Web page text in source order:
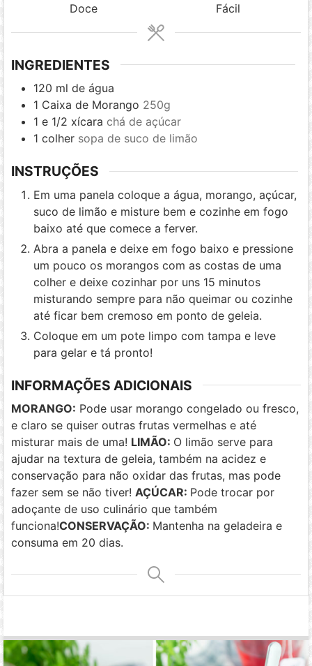
Doce
Fácil
INGREDIENTES
120 ml de água
1 Caixa de Morango 250g
1 e 1/2 xícara chá de açúcar
1 colher sopa de suco de limão
INSTRUÇÕES
Em uma panela coloque a água, morango, açúcar,
suco de limão e misture bem e cozinhe em fogo
baixo até que comece a ferver.
Abra a panela e deixe em fogo baixo e pressione
um pouco os morangos com as costas de uma
colher e deixe cozinhar por uns 15 minutos
misturando sempre para não queimar ou cozinhe
até ficar bem cremoso em ponto de geleia.
Coloque em um pote limpo com tampa e leve
para gelar e tá pronto!
INFORMAÇÕES ADICIONAIS
MORANGO: Pode usar morango congelado ou fresco,
e claro se quiser outras frutas vermelhas e até
misturar mais de uma! LIMÃO: O limão serve para
ajudar na textura de geleia, também na acidez e
conservação para não oxidar das frutas, mas pode
fazer sem se não tiver!AÇÚCAR: Pode trocar por
adoçante de uso culinário que também
funciona!CONSERVAÇÃO: Mantenha na geladeira e
consuma em 20 dias.